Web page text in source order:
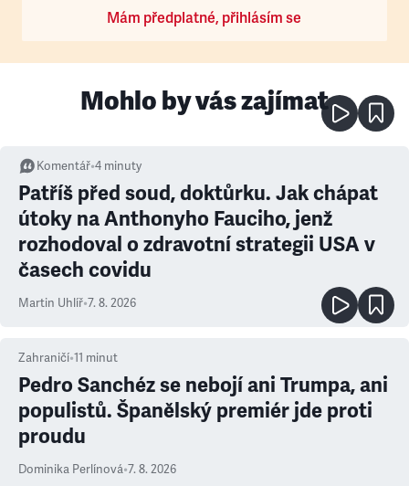
Mám předplatné, přihlásím se
Mohlo by vás zajímat
Komentář•4 minuty
Patříš před soud, doktůrku. Jak chápat
útoky na Anthonyho Fauciho, jenž
rozhodoval o zdravotní strategii USA v
časech covidu
Martin Uhlíř•7. 8. 2026
Zahraničí•11 minut
Pedro Sanchéz se nebojí ani Trumpa, ani
populistů. Španělský premiér jde proti
proudu
Dominika Perlínová•7. 8. 2026